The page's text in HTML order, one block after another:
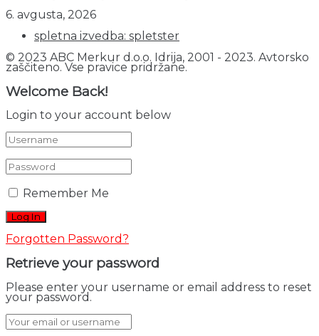
6. avgusta, 2026
spletna izvedba: spletster
© 2023 ABC Merkur d.o.o. Idrija, 2001 - 2023. Avtorsko
zaščiteno. Vse pravice pridržane.
Welcome Back!
Login to your account below
Remember Me
Forgotten Password?
Retrieve your password
Please enter your username or email address to reset
your password.